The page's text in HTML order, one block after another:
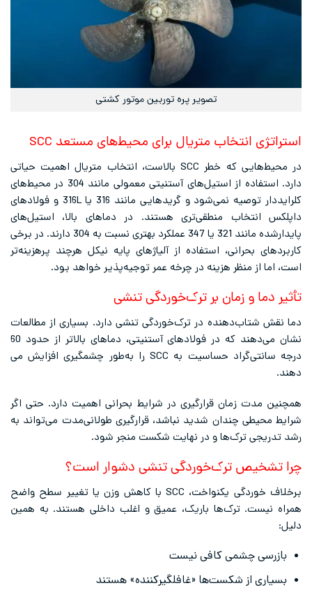
تصویر پره توربین موتور کشتی
استراتژی انتخاب متریال برای محیط‌های مستعد SCC
در محیط‌هایی که خطر SCC بالاست، انتخاب متریال اهمیت حیاتی
دارد. استفاده از استیل‌های آستنیتی معمولی مانند 304 در محیط‌های
کلرایددار توصیه نمی‌شود و گریدهایی مانند 316 یا 316L و فولادهای
داپلکس انتخاب منطقی‌تری هستند. در دماهای بالا، استیل‌های
پایدارشده مانند 321 یا 347 عملکرد بهتری نسبت به 304 دارند. در برخی
کاربردهای بحرانی، استفاده از آلیاژهای ‌پایه نیکل هرچند پرهزینه‌تر
است، اما از منظر هزینه در چرخه عمر توجیه‌پذیر خواهد بود.
تأثیر دما و زمان بر ترک‌خوردگی تنشی
دما نقش شتاب‌دهنده در ترک‌خوردگی تنشی دارد. بسیاری از مطالعات
نشان می‌دهند که در فولادهای آستنیتی، دماهای بالاتر از حدود 60
درجه سانتی‌گراد حساسیت به SCC را به‌طور چشمگیری افزایش می
دهند.
همچنین مدت زمان قرارگیری در شرایط بحرانی اهمیت دارد. حتی اگر
شرایط محیطی چندان شدید نباشد، قرارگیری طولانی‌مدت می‌تواند به
رشد تدریجی ترک‌ها و در نهایت شکست منجر شود.
چرا تشخیص ترک‌خوردگی تنشی دشوار است؟
برخلاف خوردگی یکنواخت، SCC با کاهش وزن یا تغییر سطح واضح
همراه نیست. ترک‌ها باریک، عمیق و اغلب داخلی هستند. به همین
دلیل:
بازرسی چشمی کافی نیست
بسیاری از شکست‌ها «غافلگیرکننده» هستند